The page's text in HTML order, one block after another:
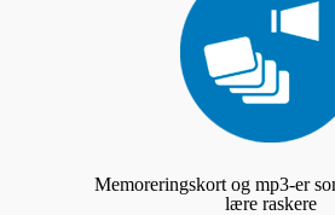
Memoreringskort og mp3-er
lære raskere